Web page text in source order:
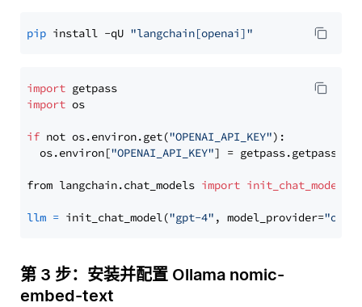
pip install -qU "langchain[openai]"
import
import os
if not os.environ.get("OPENAI_API_KEY"):
  os.environ[
"OPENAI_API_KEY"] = getpass.getpass(
from langchain.chat_models import init_chat_model
llm = init_chat_model("gpt-4" , model_provider=
第 3 步：安装并配置 Ollama nomic-
embed-text